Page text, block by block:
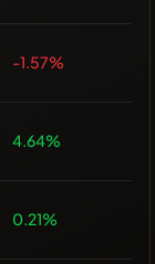
-1.57%
4.64%
0.21%